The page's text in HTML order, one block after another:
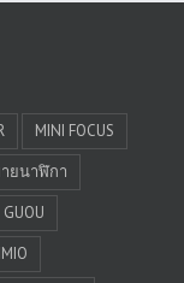
MINI FOCUS
ยนาฬิกา